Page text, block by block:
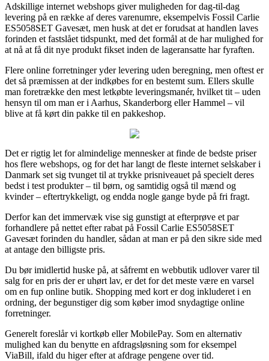
Adskillige internet webshops giver muligheden for dag-til-dag
levering på en række af deres varenumre, eksempelvis Fossil Carlie
ES5058SET Gavesæt, men husk at det er forudsat at handlen laves
forinden et fastslået tidspunkt, med det formål at de har mulighed for
at nå at få dit nye produkt fikset inden de lageransatte har fyraften.
Flere online forretninger yder levering uden beregning, men oftest er
det så præmissen at der indkøbes for en bestemt sum. Ellers skulle
man foretrække den mest letkøbte leveringsmanér, hvilket tit – uden
hensyn til om man er i Aarhus, Skanderborg eller Hammel – vil
blive at få kørt din pakke til en pakkeshop.
Det er rigtig let for almindelige mennesker at finde de bedste priser
hos flere webshops, og for det har langt de fleste internet selskaber i
Danmark set sig tvunget til at trykke prisniveauet på specielt deres
bedst i test produkter – til børn, og samtidig også til mænd og
kvinder – eftertrykkeligt, og endda nogle gange byde på fri fragt.
Derfor kan det immervæk vise sig gunstigt at efterprøve et par
forhandlere på nettet efter rabat på Fossil Carlie ES5058SET
Gavesæt forinden du handler, sådan at man er på den sikre side med
at antage den billigste pris.
Du bør imidlertid huske på, at såfremt en webbutik udlover varer til
salg for en pris der er uhørt lav, er det for det meste være en varsel
om en fup online butik. Shopping med kort er dog inkluderet i en
ordning, der begunstiger dig som køber imod snydagtige online
forretninger.
Generelt foreslår vi kortkøb eller MobilePay. Som en alternativ
mulighed kan du benytte en afdragsløsning som for eksempel
ViaBill, ifald du higer efter at afdrage pengene over tid.